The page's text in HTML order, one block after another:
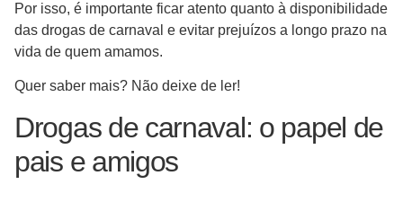
Por isso, é importante ficar atento quanto à disponibilidade
das drogas de carnaval e evitar prejuízos a longo prazo na
vida de quem amamos.
Quer saber mais? Não deixe de ler!
Drogas de carnaval: o papel de
pais e amigos